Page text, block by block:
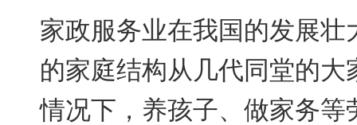
家政服务业在我国的发展
的家庭结构从几代同堂的
情况下，养孩子、做家务